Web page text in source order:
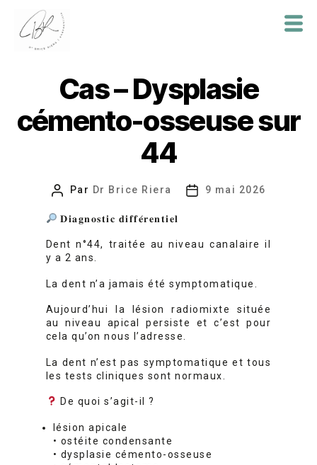
Cas – Dysplasie
cémento-osseuse sur
44
Auteur
l’article
Par Dr Brice Riera
Date9 mai 2026
𝐃𝐢𝐚𝐠𝐧𝐨𝐬𝐭𝐢𝐜 𝐝𝐢𝐟𝐟𝐞́𝐫𝐞𝐧𝐭𝐢𝐞𝐥
Dent n°44, traitée au niveau canalaire il
y a 2 ans.
La dent n’a jamais été symptomatique.
Aujourd’hui la lésion radiomixte située
au niveau apical persiste et c’est pour
cela qu’on nous l’adresse.
La dent n’est pas symptomatique et tous
les tests cliniques sont normaux.
De quoi s’agit-il ?
lésion apicale
• ostéite condensante
• dysplasie cémento-osseuse